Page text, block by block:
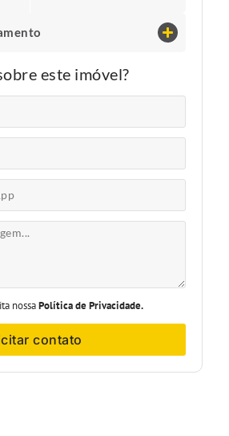
este imóvel?
nossaPolítica de Privacidade.
contato